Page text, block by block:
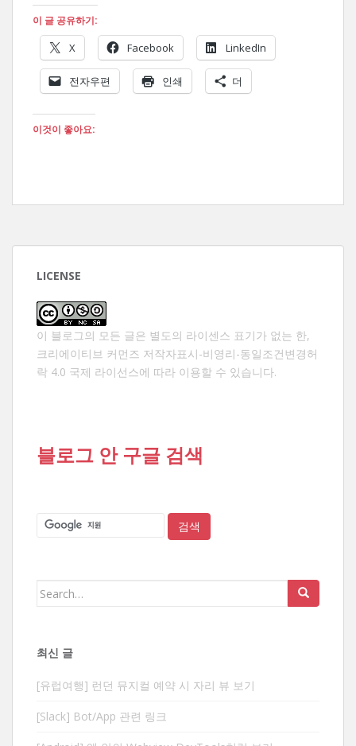
이 글 공유하기:
X Facebook LinkedIn
전자우편 인쇄 더
이것이 좋아요:
LICENSE
이 블로그의 모든 글은 별도의 라이센스 표기가 없는 한,
크리에이티브 커먼즈 저작자표시-비영리-동일조건변경허
락 4.0 국제 라이선스에 따라 이용할 수 있습니다.
블로그 안 구글 검색
Search
최신 글
[유럽여행] 런던 뮤지컬 예약 시 자리 뷰 보기
[Slack] Bot/App 관련 링크